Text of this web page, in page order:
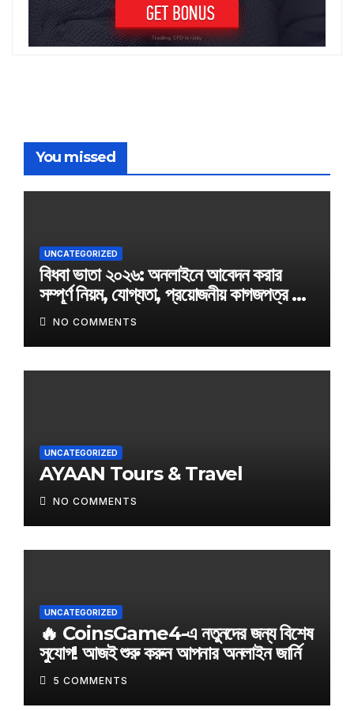
You missed
UNCATEGORIZED
বিধবা ভাতা ২০২৬: অনলাইনে আবেদন করার
সম্পূর্ণ নিয়ম, যোগ্যতা, প্রয়োজনীয় কাগজপত্র ও
অফিসিয়াল আবেদন লিংক
NO COMMENTS
UNCATEGORIZED
AYAAN Tours & Travel
NO COMMENTS
UNCATEGORIZED
🔥 CoinsGame4-এ নতুনদের জন্য বিশেষ
সুযোগ! আজই শুরু করুন আপনার অনলাইন জার্নি
5 COMMENTS